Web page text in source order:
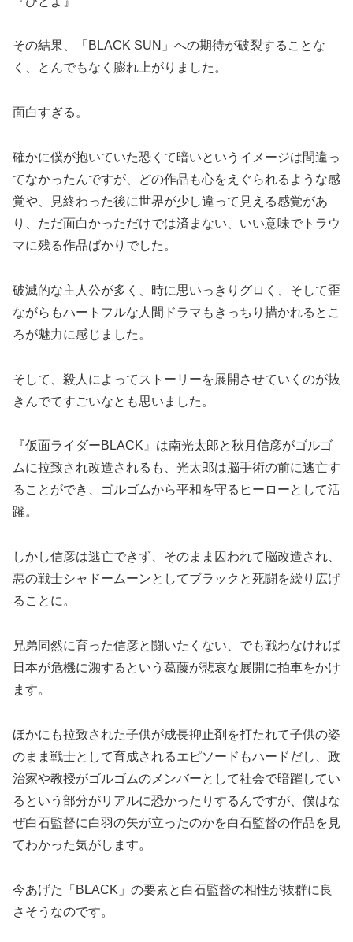
その結果、「BLACK SUN」への期待が破裂することな
く、とんでもなく膨れ上がりました。
面白すぎる。
確かに僕が抱いていた恐くて暗いというイメージは間違っ
てなかったんですが、どの作品も心をえぐられるような感
覚や、見終わった後に世界が少し違って見える感覚があ
り、ただ面白かっただけでは済まない、いい意味でトラウ
マに残る作品ばかりでした。
破滅的な主人公が多く、時に思いっきりグロく、そして歪
ながらもハートフルな人間ドラマもきっちり描かれるとこ
ろが魅力に感じました。
そして、殺人によってストーリーを展開させていくのが抜
きんでてすごいなとも思いました。
『仮面ライダーBLACK』は南光太郎と秋月信彦がゴルゴ
ムに拉致され改造されるも、光太郎は脳手術の前に逃亡す
ることができ、ゴルゴムから平和を守るヒーローとして活
躍。
しかし信彦は逃亡できず、そのまま囚われて脳改造され、
悪の戦士シャドームーンとしてブラックと死闘を繰り広げ
ることに。
兄弟同然に育った信彦と闘いたくない、でも戦わなければ
日本が危機に瀕するという葛藤が悲哀な展開に拍車をかけ
ます。
ほかにも拉致された子供が成長抑止剤を打たれて子供の姿
のまま戦士として育成されるエピソードもハードだし、政
治家や教授がゴルゴムのメンバーとして社会で暗躍してい
るという部分がリアルに恐かったりするんですが、僕はな
ぜ白石監督に白羽の矢が立ったのかを白石監督の作品を見
てわかった気がします。
今あげた「BLACK」の要素と白石監督の相性が抜群に良
さそうなのです。